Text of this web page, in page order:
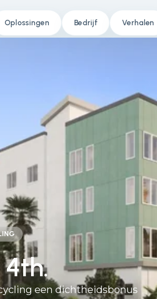
Oplossingen Bedrijf Verhalen
een dichtheidsbonus